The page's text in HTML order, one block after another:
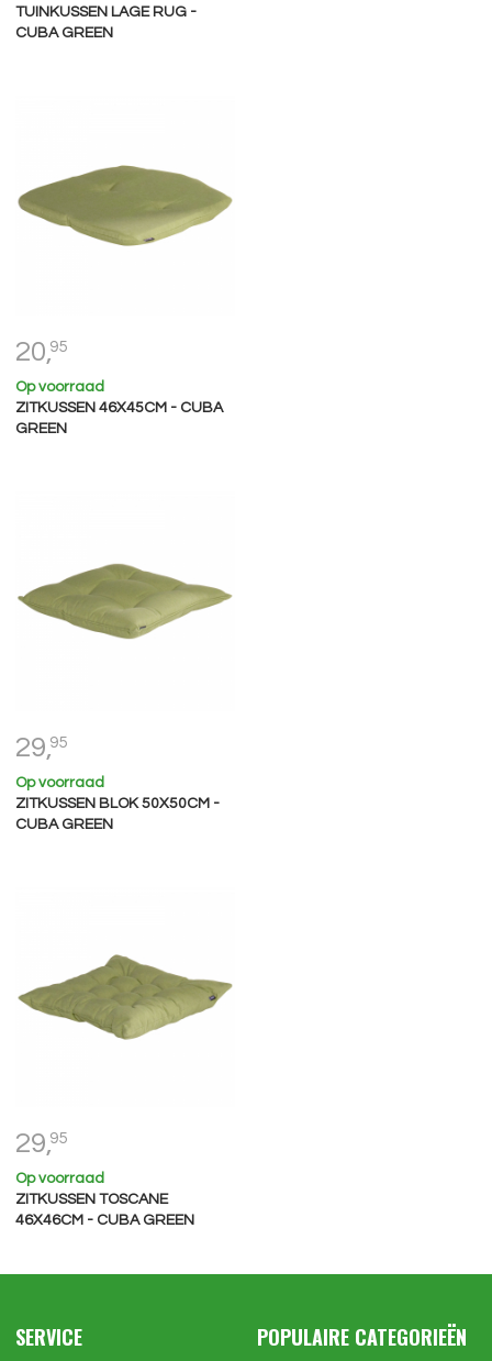
TUINKUSSEN LAGE RUG -
CUBA GREEN
20,95
Op voorraad
ZITKUSSEN 46X45CM - CUBA
GREEN
29,95
Op voorraad
ZITKUSSEN BLOK 50X50CM -
CUBA GREEN
29,95
Op voorraad
ZITKUSSEN TOSCANE
46X46CM - CUBA GREEN
SERVICE POPULAIRE CATEGORIEËN